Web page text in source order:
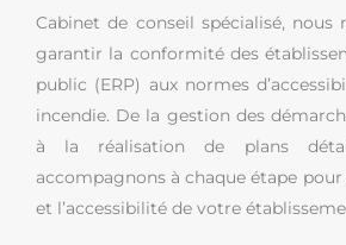
Cabinet de conseil spécialisé, nous
garantir la conformité des
public (ERP) aux normes
incendie. De la gestion des
à la réalisation de plans
accompagnons à chaque étape
et l’accessibilité de votre